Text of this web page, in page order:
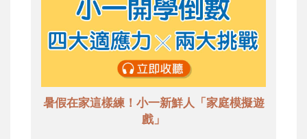
暑假在家這樣練！小一新鮮人「家庭模擬遊
戲」